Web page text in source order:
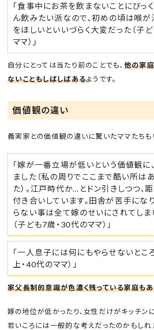
「食事中にお茶を飲まないことにびっく
ん飲みたい派なので、初めの頃は喉
をほしいといいづらく大変だった（子
ママ）」
自分にとっては当たり前のことでも、 他の家
ないこともしばしばあるようです。
価値観の違い
義実家との価値観の違いに驚いたママたちも
「嫁が一番立場が低いという価値観に
ました（私の周りでここまで酷い所は
た）。江戸時代か…とドン引きしつつ、
付き合いしています。田舎が苦手にな
らない事は全て嫁のせいにされてし
（子ども7歳・30代のママ）」
「一人息子には何にもやらせないとこ
上・40代のママ）」
家父長制的意識が色濃く残っている家庭も
嫁の地位が低かったり、女性だけがキッチン
若いころには一般的な考えだったのかもしれ